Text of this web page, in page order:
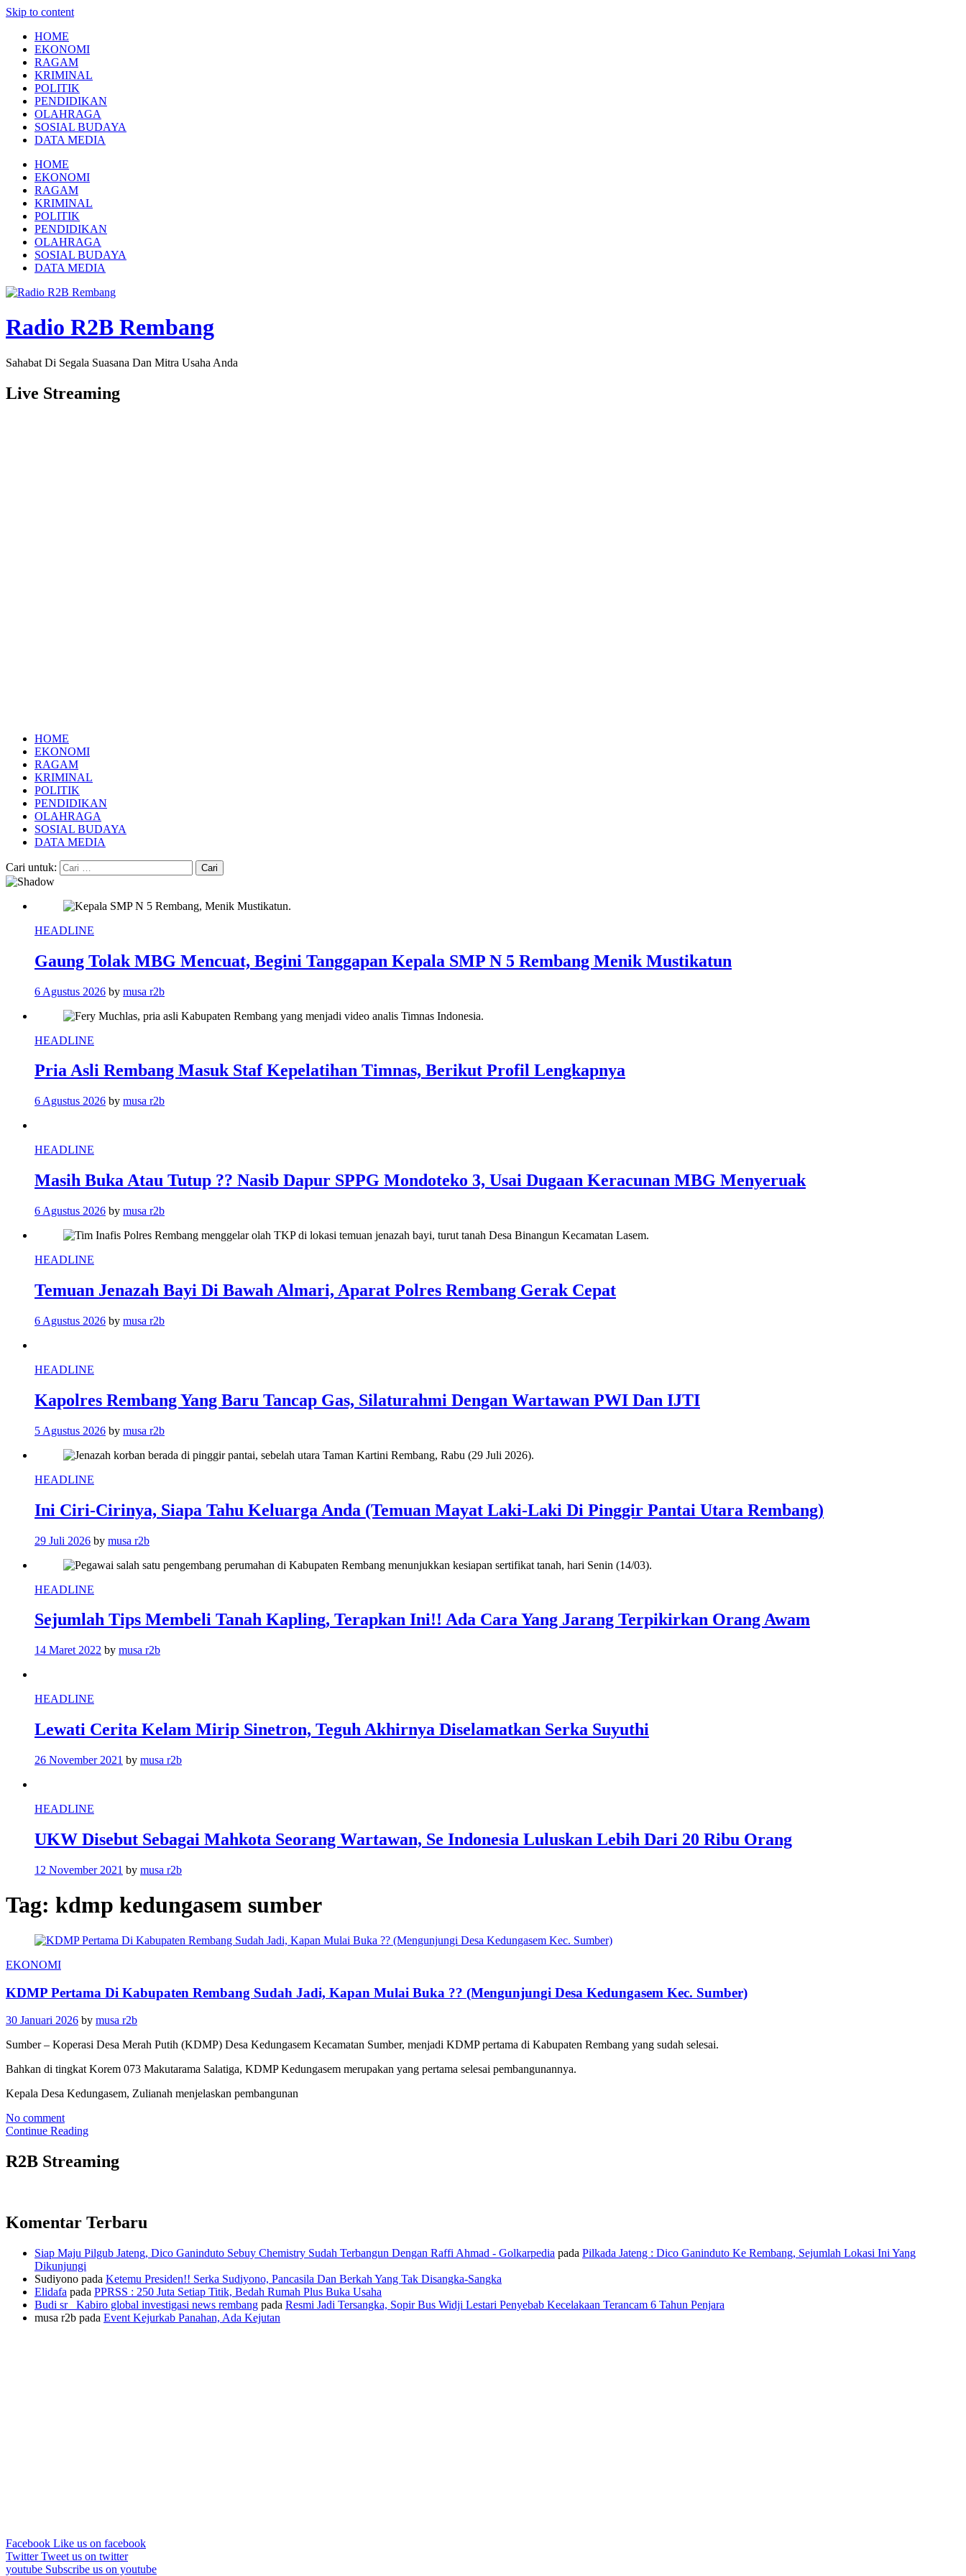
Skip to content
HOME
EKONOMI
RAGAM
KRIMINAL
POLITIK
PENDIDIKAN
OLAHRAGA
SOSIAL BUDAYA
DATA MEDIA
HOME
EKONOMI
RAGAM
KRIMINAL
POLITIK
PENDIDIKAN
OLAHRAGA
SOSIAL BUDAYA
DATA MEDIA
Radio R2B Rembang
Sahabat Di Segala Suasana Dan Mitra Usaha Anda
Live Streaming
HOME
EKONOMI
RAGAM
KRIMINAL
POLITIK
PENDIDIKAN
OLAHRAGA
SOSIAL BUDAYA
DATA MEDIA
Cari untuk:
HEADLINE
Gaung Tolak MBG Mencuat, Begini Tanggapan Kepala SMP N 5 Rembang Menik Mustikatun
6 Agustus 2026 by musa r2b
HEADLINE
Pria Asli Rembang Masuk Staf Kepelatihan Timnas, Berikut Profil Lengkapnya
6 Agustus 2026 by musa r2b
HEADLINE
Masih Buka Atau Tutup ?? Nasib Dapur SPPG Mondoteko 3, Usai Dugaan Keracunan MBG Menyeruak
6 Agustus 2026 by musa r2b
HEADLINE
Temuan Jenazah Bayi Di Bawah Almari, Aparat Polres Rembang Gerak Cepat
6 Agustus 2026 by musa r2b
HEADLINE
Kapolres Rembang Yang Baru Tancap Gas, Silaturahmi Dengan Wartawan PWI Dan IJTI
5 Agustus 2026 by musa r2b
HEADLINE
Ini Ciri-Cirinya, Siapa Tahu Keluarga Anda (Temuan Mayat Laki-Laki Di Pinggir Pantai Utara Rembang)
29 Juli 2026 by musa r2b
HEADLINE
Sejumlah Tips Membeli Tanah Kapling, Terapkan Ini!! Ada Cara Yang Jarang Terpikirkan Orang Awam
14 Maret 2022 by musa r2b
HEADLINE
Lewati Cerita Kelam Mirip Sinetron, Teguh Akhirnya Diselamatkan Serka Suyuthi
26 November 2021 by musa r2b
HEADLINE
UKW Disebut Sebagai Mahkota Seorang Wartawan, Se Indonesia Luluskan Lebih Dari 20 Ribu Orang
12 November 2021 by musa r2b
Tag: kdmp kedungasem sumber
EKONOMI
KDMP Pertama Di Kabupaten Rembang Sudah Jadi, Kapan Mulai Buka ?? (Mengunjungi Desa Kedungasem Kec. Sumber)
30 Januari 2026 by musa r2b
Sumber – Koperasi Desa Merah Putih (KDMP) Desa Kedungasem Kecamatan Sumber, menjadi KDMP pertama di Kabupaten Rembang yang sudah selesai.
Bahkan di tingkat Korem 073 Makutarama Salatiga, KDMP Kedungasem merupakan yang pertama selesai pembangunannya.
Kepala Desa Kedungasem, Zulianah menjelaskan pembangunan
No comment
Continue Reading
R2B Streaming
Komentar Terbaru
Siap Maju Pilgub Jateng, Dico Ganinduto Sebuy Chemistry Sudah Terbangun Dengan Raffi Ahmad - Golkarpedia pada Pilkada Jateng : Dico Ganinduto Ke Rembang, Sejumlah Lokasi Ini Yang
Dikunjungi
Sudiyono pada Ketemu Presiden!! Serka Sudiyono, Pancasila Dan Berkah Yang Tak Disangka-Sangka
Elidafa pada PPRSS : 250 Juta Setiap Titik, Bedah Rumah Plus Buka Usaha
Budi sr_ Kabiro global investigasi news rembang pada Resmi Jadi Tersangka, Sopir Bus Widji Lestari Penyebab Kecelakaan Terancam 6 Tahun Penjara
musa r2b pada Event Kejurkab Panahan, Ada Kejutan
Facebook Like us on facebook
TwitterTweet us on twitter
youtube Subscribe us on youtube